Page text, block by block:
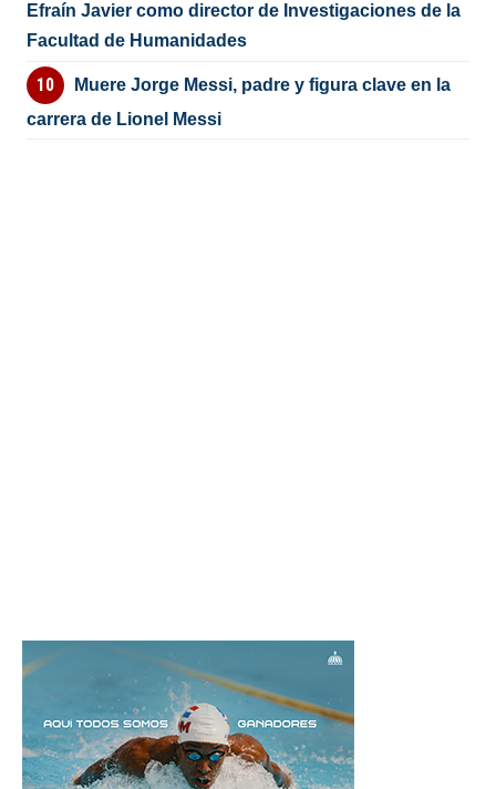
Efraín Javier como director de Investigaciones de la
Facultad de Humanidades
Muere Jorge Messi, padre y figura clave en la
carrera de Lionel Messi